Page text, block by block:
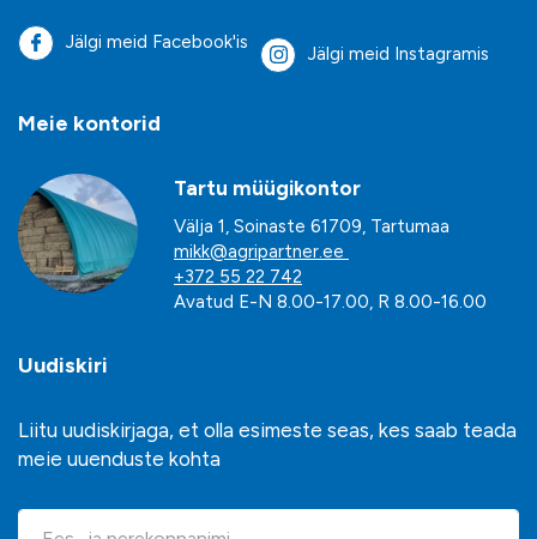
Jälgi meid Facebook'is
Jälgi meid Instagramis
Meie kontorid
Tartu müügikontor
Välja 1, Soinaste 61709, Tartumaa
mikk@agripartner.ee
+372 55 22 742
Avatud E-N 8.00-17.00, R 8.00-16.00
Uudiskiri
Liitu uudiskirjaga, et olla esimeste seas, kes saab teada
meie uuenduste kohta